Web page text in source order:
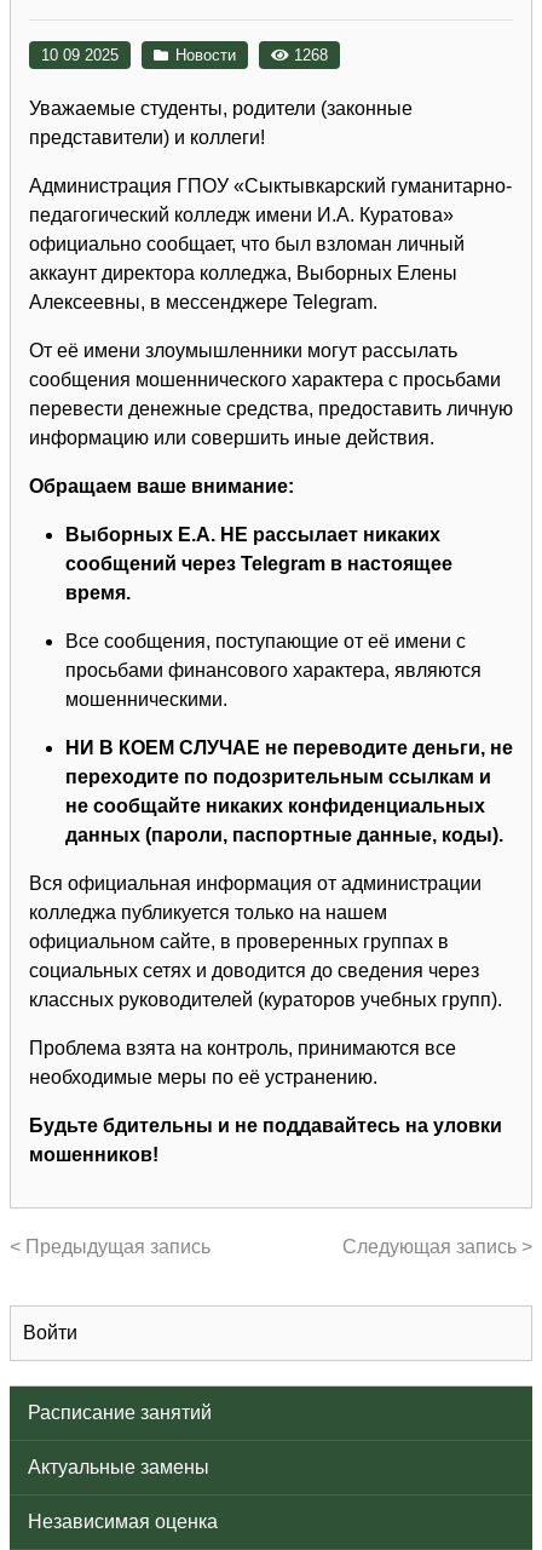
Войти
Расписание занятий
Актуальные замены
Независимая оценка
10 09 2025 Новости 1268
Уважаемые студенты, родители (законные
представители) и коллеги!
Администрация ГПОУ «Сыктывкарский гуманитарно-
педагогический колледж имени И.А. Куратова»
официально сообщает, что был взломан личный
аккаунт директора колледжа, Выборных Елены
Алексеевны, в мессенджере Telegram.
От её имени злоумышленники могут рассылать
сообщения мошеннического характера с просьбами
перевести денежные средства, предоставить личную
информацию или совершить иные действия.
Обращаем ваше внимание:
Выборных Е.А. НЕ рассылает никаких
сообщений через Telegram в настоящее
время.
Все сообщения, поступающие от её имени с
просьбами финансового характера, являются
мошенническими.
НИ В КОЕМ СЛУЧАЕ не переводите деньги, не
переходите по подозрительным ссылкам и
не сообщайте никаких конфиденциальных
данных (пароли, паспортные данные, коды).
Вся официальная информация от администрации
колледжа публикуется только на нашем
официальном сайте, в проверенных группах в
социальных сетях и доводится до сведения через
классных руководителей (кураторов учебных групп).
Проблема взята на контроль, принимаются все
необходимые меры по её устранению.
Будьте бдительны и не поддавайтесь на уловки
мошенников!
< Предыдущая запись Следующая запись >